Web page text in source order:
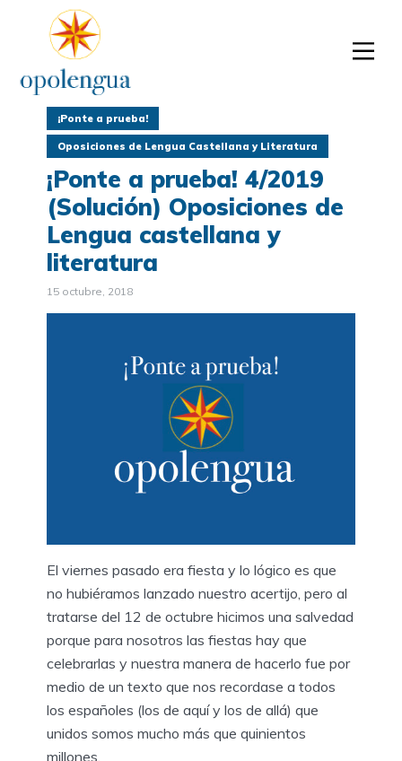
¡Ponte a prueba!
Oposiciones de Lengua Castellana y Literatura
¡Ponte a prueba! 4/2019
(Solución) Oposiciones de
Lengua castellana y
literatura
15 octubre, 2018
El viernes pasado era fiesta y lo lógico es que
no hubiéramos lanzado nuestro acertijo, pero al
tratarse del 12 de octubre hicimos una salvedad
porque para nosotros las fiestas hay que
celebrarlas y nuestra manera de hacerlo fue por
medio de un texto que nos recordase a todos
los españoles (los de aquí y los de allá) que
unidos somos mucho más que quinientos
millones.